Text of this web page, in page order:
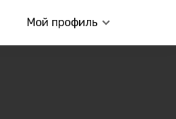
Мой профиль